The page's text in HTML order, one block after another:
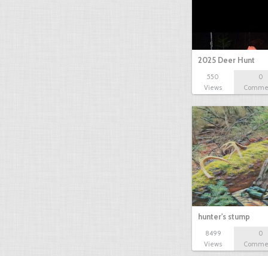
2025 Deer Hunt
550
Views
0
hunter's stump
8499
Views
0